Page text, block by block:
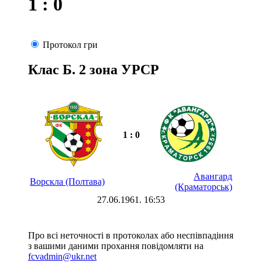
1 : 0
Протокол гри
Клас Б. 2 зона УРСР
1 : 0
Ворскла (Полтава)
Авангард
(Краматорськ)
27.06.1961. 16:53
Про всі неточності в протоколах або неспівпадіння
з вашими даними прохання повідомляти на
fcvadmin@ukr.net